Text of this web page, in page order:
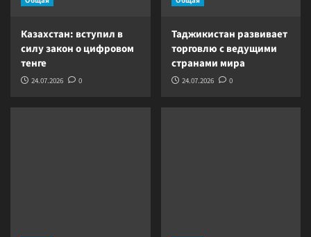
Казахстан: вступил в
силу закон о цифровом
тенге
24.07.2026 0
Таджикистан развивает
торговлю с ведущими
странами мира
24.07.2026 0